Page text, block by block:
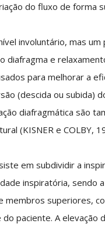
do fluxo de forma
involuntário, mas
e
para melhorar a
(descida ou subida)
diafragmática são
(KISNER e COLBY,
em subdividir a
inspiratória, sendo
membros superiores,
paciente. A